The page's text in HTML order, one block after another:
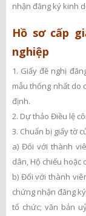
nhận đăng ký kinh
Hồ sơ cấp
nghiệp
1. Giấy đề nghị
mẫu thống nhất do
định.
2. Dự thảo Điều lệ
3. Chuẩn bị giấy tờ
a) Đối với thành
dân, Hộ chiếu
b) Đối với thành
chứng nhận đăng
tổ chức; văn bản